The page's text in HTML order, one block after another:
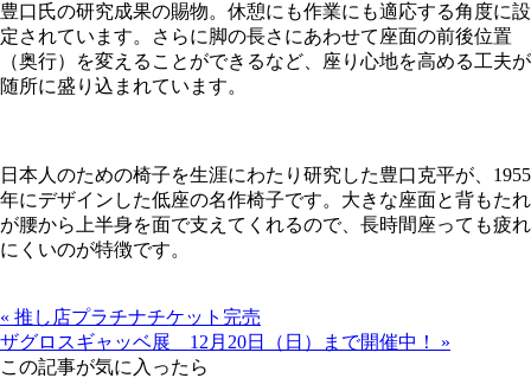
豊口氏の研究成果の賜物。休憩にも作業にも適応する角度に設
定されています。さらに脚の長さにあわせて座面の前後位置
（奥行）を変えることができるなど、座り心地を高める工夫が
随所に盛り込まれています。
日本人のための椅子を生涯にわたり研究した豊口克平が、1955
年にデザインした低座の名作椅子です。大きな座面と背もたれ
が腰から上半身を面で支えてくれるので、長時間座っても疲れ
にくいのが特徴です。
« 推し店プラチナチケット完売
ザグロスギャッベ展 12月20日（日）まで開催中！ »
この記事が気に入ったら